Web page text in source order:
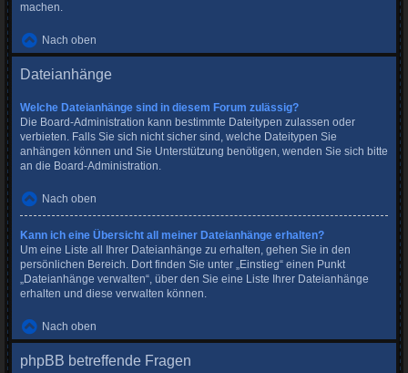
machen.
Nach oben
Dateianhänge
Welche Dateianhänge sind in diesem Forum zulässig?
Die Board-Administration kann bestimmte Dateitypen zulassen oder
verbieten. Falls Sie sich nicht sicher sind, welche Dateitypen Sie
anhängen können und Sie Unterstützung benötigen, wenden Sie sich bitte
an die Board-Administration.
Nach oben
Kann ich eine Übersicht all meiner Dateianhänge erhalten?
Um eine Liste all Ihrer Dateianhänge zu erhalten, gehen Sie in den
persönlichen Bereich. Dort finden Sie unter „Einstieg“ einen Punkt
„Dateianhänge verwalten“, über den Sie eine Liste Ihrer Dateianhänge
erhalten und diese verwalten können.
Nach oben
phpBB betreffende Fragen